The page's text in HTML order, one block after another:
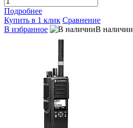
Подробнее
Купить в 1 клик Сравнение
В избранное
В наличии